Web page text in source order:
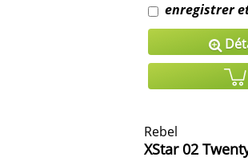
enregistrer
Rebel
XStar 02